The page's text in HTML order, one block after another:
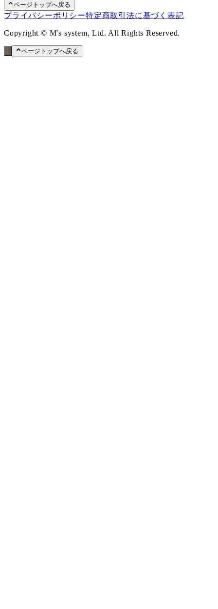
ページトップへ戻る
プライバシーポリシー特定商取引法に基づく表記
Copyright © M's system, Ltd. All Rights Reserved.
ページトップへ戻る